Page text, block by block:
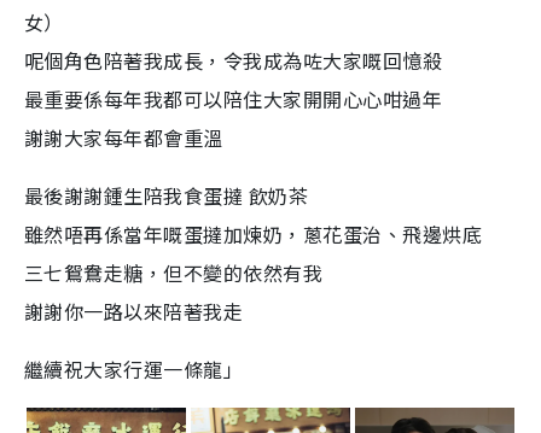
女）
呢個角色陪著我成長，令我成為咗大家嘅回憶殺
最重要係每年我都可以陪住大家開開心心咁過年
謝謝大家每年都會重溫
最後謝謝鍾生陪我食蛋撻 飲奶茶
雖然唔再係當年嘅蛋撻加煉奶，蔥花蛋治、飛邊烘底
三七鴛鴦走糖，但不變的依然有我
謝謝你一路以來陪著我走
繼續祝大家行運一條龍」